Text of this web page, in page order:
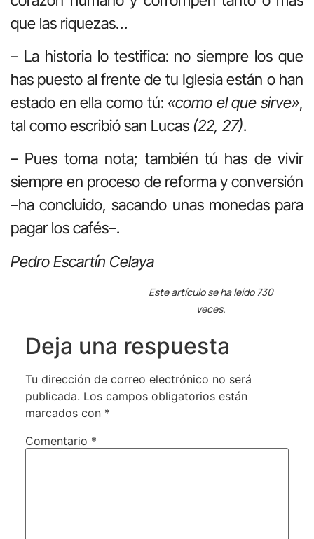
que las riquezas…
– La historia lo testifica: no siempre los que
has puesto al frente de tu Iglesia están o han
estado en ella como tú: «como el que sirve»,
tal como escribió san Lucas (22, 27).
– Pues toma nota; también tú has de vivir
siempre en proceso de reforma y conversión
–ha concluido, sacando unas monedas para
pagar los cafés–.
Pedro Escartín Celaya
Este artículo se ha leído 730
veces.
Deja una respuesta
Tu dirección de correo electrónico no será
publicada. Los campos obligatorios están
marcados con *
Comentario *